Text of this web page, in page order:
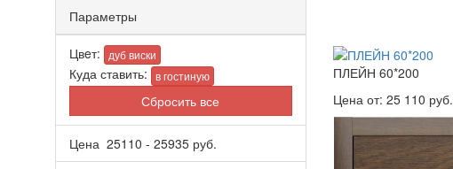
Параметры
Цвeт: дуб виски
Куда ставить: в гостиную
Сбросить все
Цена 25110 - 25935 руб.
ПЛЕЙН 60*200
Цена от: 25 110 руб.